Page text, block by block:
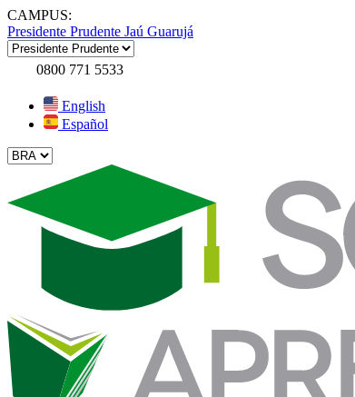
CAMPUS:
Presidente Prudente Jaú Guarujá
0800 771 5533
English
Español